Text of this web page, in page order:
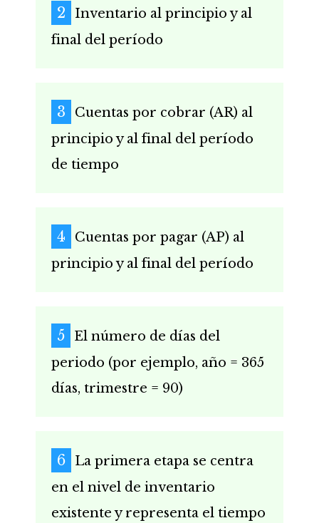
Inventario al principio y al
final del período
Cuentas por cobrar (AR) al
principio y al final del período
de tiempo
Cuentas por pagar (AP) al
principio y al final del período
El número de días del
periodo (por ejemplo, año = 365
días, trimestre = 90)
La primera etapa se centra
en el nivel de inventario
existente y representa el tiempo